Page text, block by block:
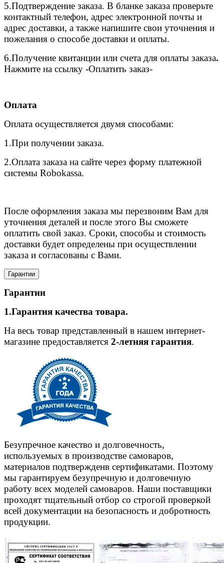
5.Подтверждение заказа. В бланке заказа проверьте
контактный телефон, адрес электронной почты и
адрес доставки, а также напишите свои уточнения и
пожелания о способе доставки и оплаты.
6.Получение квитанции или счета для оплаты заказа.
Нажмите на ссылку -Оплатить заказ-
Оплата
Оплата осуществляется двумя способами:
1.При получении заказа.
2.Оплата заказа на сайте через форму платежной
системы Robokassa.
После оформления заказа мы перезвоним Вам для
уточнения деталей и после этого Вы сможете
оплатить свой заказ. Сроки, способы и стоимость
доставки будет определены при осуществлении
заказа и согласованы с Вами.
Гарантии
Гарантии
1.Гарантия качества товара.
На весь товар представленный в нашем интернет-
магазине предоставляется 2-летняя гарантия.
Безупречное качество и долговечность,
используемых в производстве самоваров,
материалов подтвержденв сертификатами. Поэтому
мы гарантируем безупречную и долговечную
работу всех моделей самоваров. Наши поставщики
проходят тщательный отбор со строгой проверкой
всей документации на безопасность и добротность
продукции.